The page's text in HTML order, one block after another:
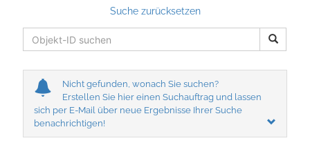
Suche zurücksetzen
Nicht gefunden, wonach Sie suchen?
Erstellen Sie hier einen Suchauftrag und lassen
sich per E-Mail über neue Ergebnisse Ihrer Suche
benachrichtigen!